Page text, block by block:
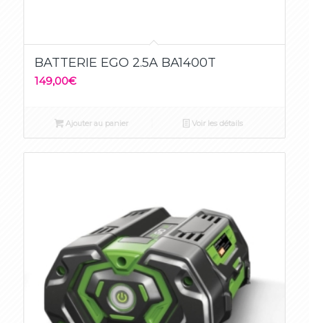
BATTERIE EGO 2.5A BA1400T
149,00€
Ajouter au panier Voir les détails